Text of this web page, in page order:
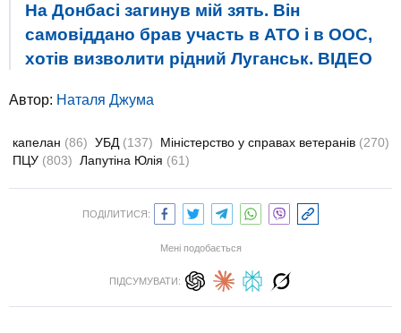
На Донбасі загинув мій зять. Він
самовіддано брав участь в АТО і в ООС,
хотів визволити рідний Луганськ. ВIДЕО
Автор: Наталя Джума
капелан (86) УБД (137) Міністерство у справах ветеранів (270)
ПЦУ (803) Лапутіна Юлія (61)
ПОДІЛИТИСЯ:
Мені подобається
ПІДСУМУВАТИ: